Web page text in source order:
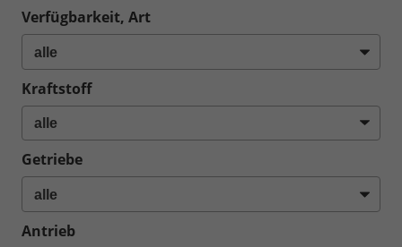
Verfügbarkeit, Art
Kraftstoff
Getriebe
Antrieb